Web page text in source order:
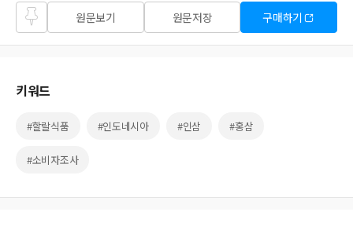
즐겨
찾기
원문보기 원문저장 구매하기
키워드
#할랄식품 #인도네시아 #인삼 #홍삼
#소비자조사